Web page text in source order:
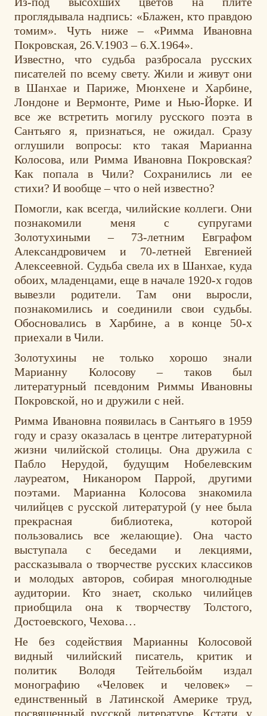
проглядывала надпись: «Блажен, кто правдою
томим». Чуть ниже – «Римма Ивановна
Покровская, 26.V.1903 – 6.Х.1964».
Известно, что судьба разбросала русских
писателей по всему свету. Жили и живут они
в Шанхае и Париже, Мюнхене и Харбине,
Лондоне и Вермонте, Риме и Нью-Йорке. И
все же встретить могилу русского поэта в
Сантьяго я, признаться, не ожидал. Сразу
оглушили вопросы: кто такая Марианна
Колосова, или Римма Ивановна Покровская?
Как попала в Чили? Сохранились ли ее
стихи? И вообще – что о ней известно?
Помогли, как всегда, чилийские коллеги. Они
познакомили меня с супругами
Золотухиными – 73-летним Евграфом
Александровичем и 70-летней Евгенией
Алексеевной. Судьба свела их в Шанхае, куда
обоих, младенцами, еще в начале 1920-х годов
вывезли родители. Там они выросли,
познакомились и соединили свои судьбы.
Обосновались в Харбине, а в конце 50-х
приехали в Чили.
Золотухины не только хорошо знали
Марианну Колосову – таков был
литературный псевдоним Риммы Ивановны
Покровской, но и дружили с ней.
Римма Ивановна появилась в Сантьяго в 1959
году и сразу оказалась в центре литературной
жизни чилийской столицы. Она дружила с
Пабло Нерудой, будущим Нобелевским
лауреатом, Никанором Паррой, другими
поэтами. Марианна Колосова знакомила
чилийцев с русской литературой (у нее была
прекрасная библиотека, которой
пользовались все желающие). Она часто
выступала с беседами и лекциями,
рассказывала о творчестве русских классиков
и молодых авторов, собирая многолюдные
аудитории. Кто знает, сколько чилийцев
приобщила она к творчеству Толстого,
Достоевского, Чехова…
Не без содействия Марианны Колосовой
видный чилийский писатель, критик и
политик Володя Тейтельбойм издал
монографию «Человек и человек» –
единственный в Латинской Америке труд,
посвященный русской литературе. Кстати, у